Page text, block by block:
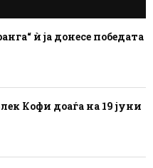
ѝ ја донесе победата
Кофи доаѓа на 19 јуни